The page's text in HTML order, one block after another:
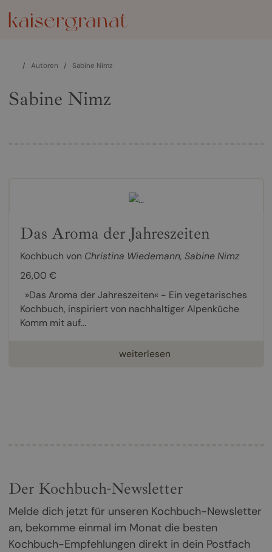
/ Autoren / Sabine Nimz
Sabine Nimz
Das Aroma der Jahreszeiten
Kochbuch von Christina Wiedemann, Sabine Nimz
26,00 €
»Das Aroma der Jahreszeiten« - Ein vegetarisches
Kochbuch, inspiriert von nachhaltiger Alpenküche
Komm mit auf...
weiterlesen
Der Kochbuch-Newsletter
Melde dich jetzt für unseren Kochbuch-Newsletter
an, bekomme einmal im Monat die besten
Kochbuch-Empfehlungen direkt in dein Postfach